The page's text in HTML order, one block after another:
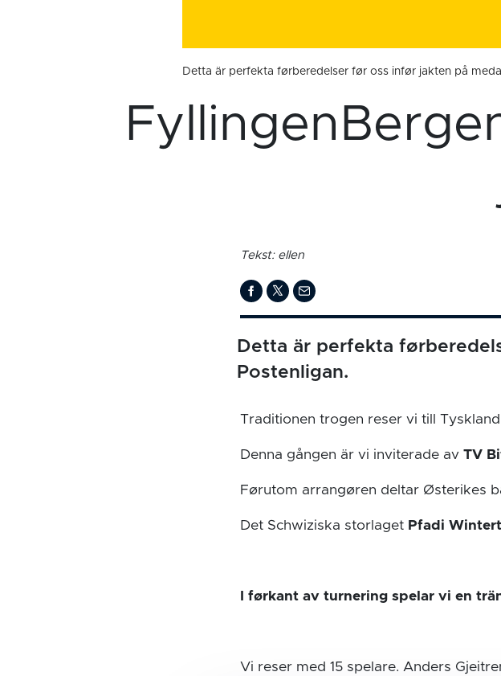
Detta är perfekta førberedelser før oss infør jakten på
Tekst: ellen
Detta är perfekta
Postenligan.
Traditionen trogen reser vi till
Denna gången är vi inviterade avTV
Førutom arrangøren deltar Østerikes
Det Schwiziska storlaget Pfadi
I førkant av turnering spelar vi en
Vi reser med 15 spelare. Anders